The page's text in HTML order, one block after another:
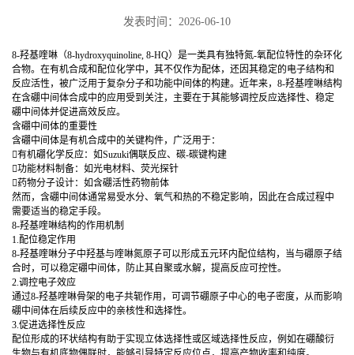
发表时间：2026-06-10
8-羟基喹啉（8-hydroxyquinoline, 8-HQ）是一类具有独特氮-氧配位特性的杂环化
合物。在有机合成和配位化学中，其不仅作为配体，还因其稳定的电子结构和
反应活性，被广泛用于复杂分子和功能中间体的构建。近年来，8-羟基喹啉结构
在含硼中间体合成中的应用受到关注，主要在于其能够调控反应选择性、稳定
硼中间体并促进高效反应。
含硼中间体的重要性
含硼中间体是有机合成中的关键构件，广泛用于：
有机硼化学反应：如Suzuki偶联反应、碳-碳键构建
功能材料制备：如光电材料、荧光探针
药物分子设计：如含硼活性药物前体
然而，含硼中间体通常易受水分、氧气和热的不稳定影响，因此在合成过程中
需要适当的稳定手段。
8-羟基喹啉结构的作用机制
1.配位稳定作用
8-羟基喹啉分子中羟基与喹啉氮原子可以形成五元环内配位结构，当与硼原子结
合时，可以稳定硼中间体，防止其自聚或水解，提高反应可控性。
2.调控电子效应
通过8-羟基喹啉骨架的电子共轭作用，可调节硼原子中心的电子密度，从而影响
硼中间体在后续反应中的亲核性和选择性。
3.促进选择性反应
配位形成的环状结构有助于实现立体选择性或区域选择性反应，例如在硼酸衍